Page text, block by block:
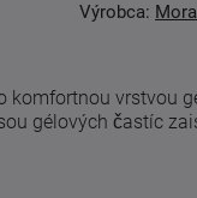
Výrobca:
komfortnou vrstvou
gélových častíc